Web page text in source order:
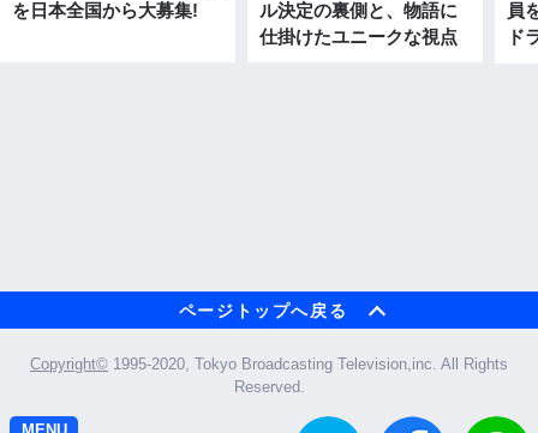
を日本全国から大募集!
ル決定の裏側と、物語に
仕掛けたユニークな視点
員
ド
ページトップへ戻る
Copyright©︎ 1995-2020, Tokyo Broadcasting Television,inc. All Rights
Reserved.